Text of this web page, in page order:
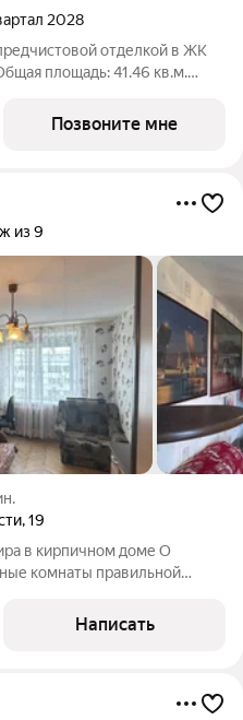
2028
отделкой в ЖК
площадь: 41.46 кв.м.
квартала на шесть
Позвоните мне
из 9
,19
в кирпичном доме О
комнаты правильной
чисто. Территория дома
Написать